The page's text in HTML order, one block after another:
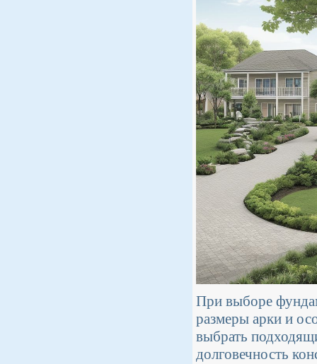
При выборе
размеры арки и
выбрать
долговечность